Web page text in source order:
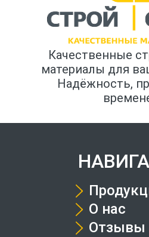
Качественные
материалы для
Надёжность,
О нас
Отзывы